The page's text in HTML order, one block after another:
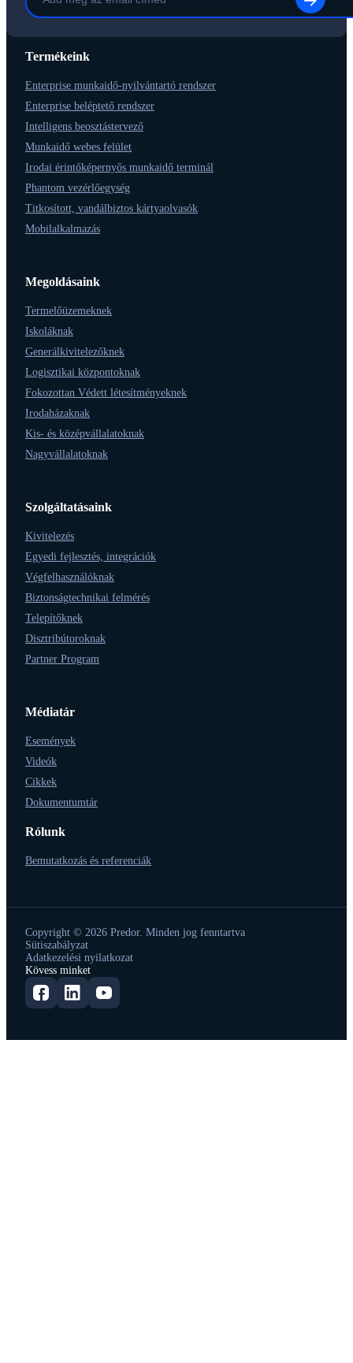
Termékeink
Enterprise munkaidő-nyilvántartó rendszer
Enterprise beléptető rendszer
Intelligens beosztástervező
Munkaidő webes felület
Irodai érintőképernyős munkaidő terminál
Phantom vezérlőegység
Titkosított, vandálbiztos kártyaolvasók
Mobilalkalmazás
Megoldásaink
Termelőüzemeknek
Iskoláknak
Generálkivitelezőknek
Logisztikai központoknak
Fokozottan Védett létesítményeknek
Irodaházaknak
Kis- és középvállalatoknak
Nagyvállalatoknak
Szolgáltatásaink
Kivitelezés
Egyedi fejlesztés, integrációk
Végfelhasználóknak
Biztonságtechnikai felmérés
Telepítőknek
Disztribútoroknak
Partner Program
Médiatár
Események
Videók
Cikkek
Dokumentumtár
Rólunk
Bemutatkozás és referenciák
Copyright © 2026 Predor. Minden jog fenntartva
Sütiszabályzat
Adatkezelési nyilatkozat
Kövess minket